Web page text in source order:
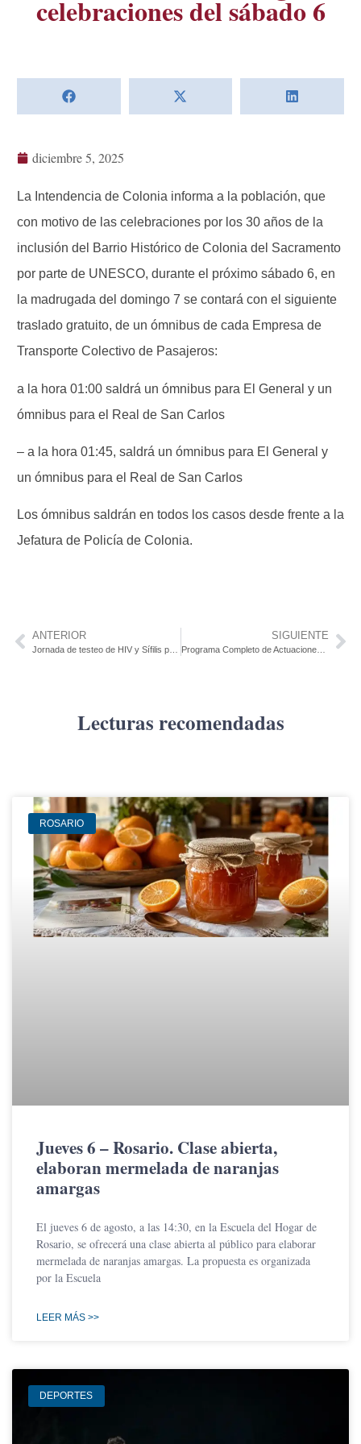
celebraciones del sábado 6
diciembre 5, 2025
La Intendencia de Colonia informa a la población, que
con motivo de las celebraciones por los 30 años de la
inclusión del Barrio Histórico de Colonia del Sacramento
por parte de UNESCO, durante el próximo sábado 6, en
la madrugada del domingo 7 se contará con el siguiente
traslado gratuito, de un ómnibus de cada Empresa de
Transporte Colectivo de Pasajeros:
a la hora 01:00 saldrá un ómnibus para El General y un
ómnibus para el Real de San Carlos
– a la hora 01:45, saldrá un ómnibus para El General y
un ómnibus para el Real de San Carlos
Los ómnibus saldrán en todos los casos desde frente a la
Jefatura de Policía de Colonia.
ANTERIOR SIGUIENTE
Programa Completo de Actuaciones del 6 de Diciembre
Lecturas recomendadas
ROSARIO
Jueves 6 – Rosario. Clase abierta,
elaboran mermelada de naranjas
amargas
El jueves 6 de agosto, a las 14:30, en la Escuela del Hogar de
Rosario, se ofrecerá una clase abierta al público para elaborar
mermelada de naranjas amargas. La propuesta es organizada
por la Escuela
LEER MÁS >>
DEPORTES